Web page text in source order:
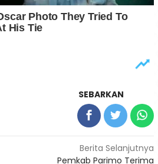
SEBARKAN
Berita Selanjutnya
Pemkab Parimo Terima